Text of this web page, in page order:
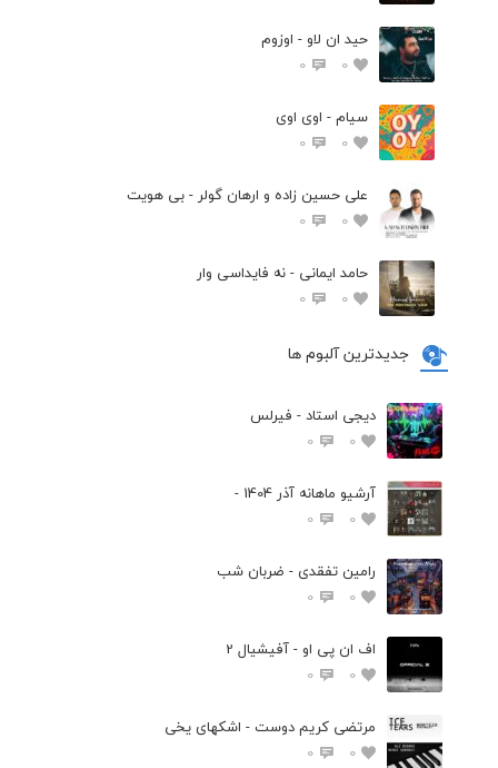
حید ان لاو - اوزوم
0
0
سیام - اوی اوی
0
0
علی حسین زاده و ارهان گولر - بی هویت
0
0
حامد ایمانی - نه فایداسی وار
0
0
جدیدترین آلبوم ها
دیجی استاد - فیرلس
0
0
آرشیو ماهانه آذر 1404 -
0
0
رامین تفقدی - ضربان شب
0
0
اف ان پی او - آفیشیال 2
0
0
مرتضی کریم دوست - اشکهای یخی
0
0